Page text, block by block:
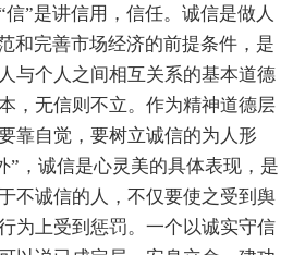
”是讲信用，信任。诚信是做人
和完善市场经济的前提条件，是
与个人之间相互关系的基本道德
，无信则不立。作为精神道德层
靠自觉，要树立诚信的为人形
”，诚信是心灵美的具体表现，是
不诚信的人，不仅要使之受到舆
为上受到惩罚。一个以诚实守信